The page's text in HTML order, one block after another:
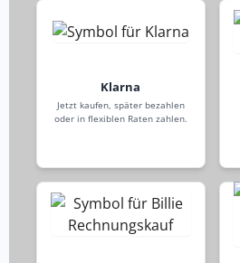
Klarna
Jetzt kaufen, später bezahlen
oder in flexiblen Raten zahlen.